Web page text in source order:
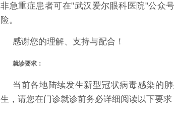
非急重症患者可在"武汉爱尔眼科医院"公众
险。
感谢您的理解、支持与配合！
就诊要求：
当前各地陆续发生新型冠状病毒感染的
生，请您在门诊就诊前务必详细阅读以下要求